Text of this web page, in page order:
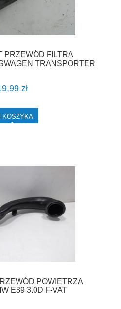
PRZEWÓD FILTRA
TRANSPORTER
zł
KOSZYKA
POWIETRZA
E39 3.0D F-VAT